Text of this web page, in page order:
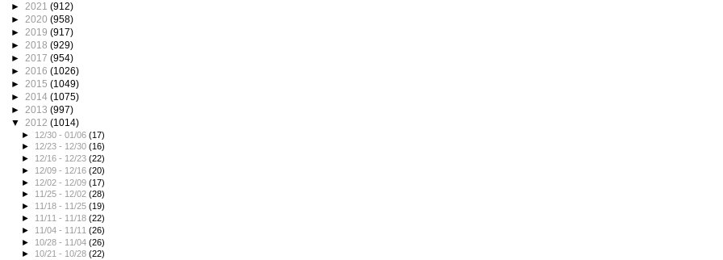
► 2021 (912)
► 2020 (958)
► 2019 (917)
► 2018 (929)
► 2017 (954)
► 2016 (1026)
► 2015 (1049)
► 2014 (1075)
► 2013 (997)
▼ 2012 (1014)
► 12/30 - 01/06(17)
► 12/23 - 12/30(16)
► 12/16 - 12/23(22)
► 12/09 - 12/16(20)
► 12/02 - 12/09(17)
► 11/25 - 12/02(28)
► 11/18 - 11/25(19)
► 11/11 - 11/18(22)
► 11/04 - 11/11(26)
► 10/28 - 11/04(26)
► 10/21 - 10/28(22)